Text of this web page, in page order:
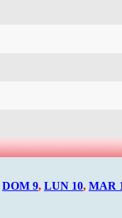
DOM 9, LUN 10, MAR